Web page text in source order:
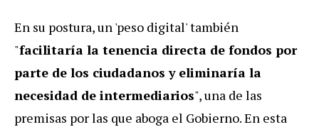
En su postura, un 'peso digital' también
"facilitaría la tenencia directa de fondos por
parte de los ciudadanos y eliminaría la
necesidad de intermediarios", una de las
premisas por las que aboga el Gobierno. En esta